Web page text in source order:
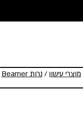
מוצרי עישון / נרות Beamer